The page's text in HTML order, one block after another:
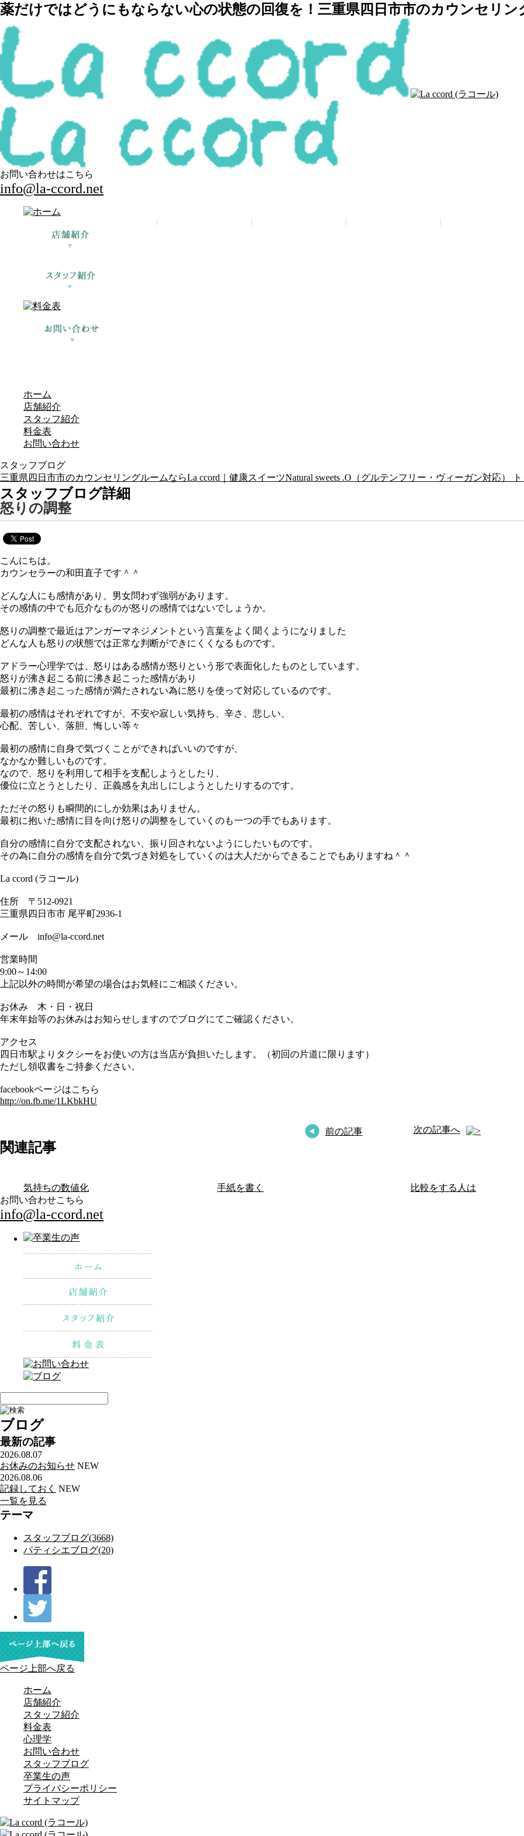
薬だけではどうにもならない心の状態の回復を！三重県四日市市のカウンセリン
お問い合わせはこちら
info@la-ccord.net
ホーム
店舗紹介
スタッフ紹介
料金表
お問い合わせ
スタッフブログ
三重県四日市市のカウンセリングルームならLa ccord｜健康スイーツNatural sweets .O（グルテンフリー・ヴィーガン対応）
スタッフブログ詳細
怒りの調整
こんにちは。
カウンセラーの和田直子です＾＾
どんな人にも感情があり、男女問わず強弱があります。
その感情の中でも厄介なものが怒りの感情ではないでしょうか。
怒りの調整で最近はアンガーマネジメントという言葉をよく聞くようになりました
どんな人も怒りの状態では正常な判断ができにくくなるものです。
アドラー心理学では、怒りはある感情が怒りという形で表面化したものとしています。
怒りが沸き起こる前に沸き起こった感情があり
最初に沸き起こった感情が満たされない為に怒りを使って対応しているのです。
最初の感情はそれぞれですが、不安や寂しい気持ち、辛さ、悲しい、
心配、苦しい、落胆、悔しい等々
最初の感情に自身で気づくことができればいいのですが、
なかなか難しいものです。
なので、怒りを利用して相手を支配しようとしたり、
優位に立とうとしたり、正義感を丸出しにしようとしたりするのです。
ただその怒りも瞬間的にしか効果はありません。
最初に抱いた感情に目を向け怒りの調整をしていくのも一つの手でもあります。
自分の感情に自分で支配されない、振り回されないようにしたいものです。
その為に自分の感情を自分で気づき対処をしていくのは大人だからできることでもありますね＾＾
La ccord (ラコール)
住所 〒512-0921
三重県四日市市 尾平町2936-1
メール info@la-ccord.net
営業時間
9:00～14:00
上記以外の時間が希望の場合はお気軽にご相談ください。
お休み 木・日・祝日
年末年始等のお休みはお知らせしますのでブログにてご確認ください。
アクセス
四日市駅よりタクシーをお使いの方は当店が負担いたします。（初回の片道に限ります）
ただし領収書をご持参ください。
facebookページはこちら
http://on.fb.me/1LKbkHU
前の記事 次の記事へ
関連記事
気持ちの数値化 手紙を書く 比較をする人は
お問い合わせこちら
info@la-ccord.net
ブログ
最新の記事
2026.08.07
お休みのお知らせ NEW
2026.08.06
記録しておく NEW
一覧を見る
テーマ
スタッフブログ(3668)
パティシエブログ(20)
ページ上部へ戻る
ホーム
店舗紹介
スタッフ紹介
料金表
心理学
お問い合わせ
スタッフブログ
卒業生の声
プライバシーポリシー
サイトマップ